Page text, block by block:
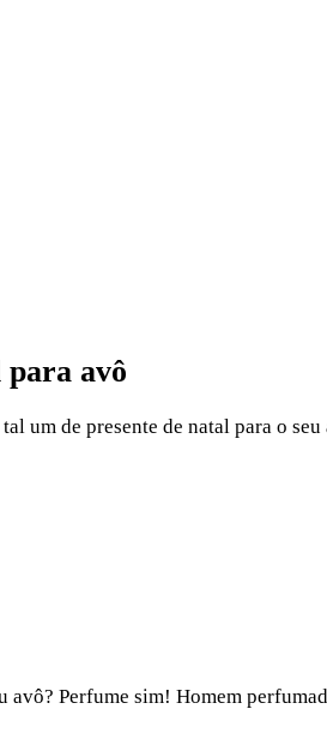
para avô
de presente de natal para o
avô? Perfume sim! Homem